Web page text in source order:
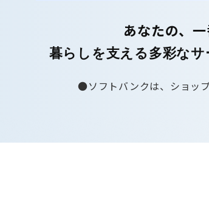
あなたの、一
暮らしを支える多彩なサ
ソフトバンクは、ショッ